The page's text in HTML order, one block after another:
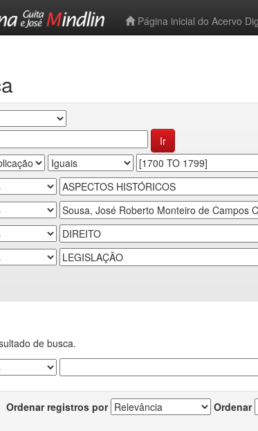
Página inicial do Acervo
de busca.
Ordenar registros por Ordenar